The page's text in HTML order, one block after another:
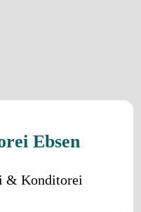
Ebsen
& Konditorei